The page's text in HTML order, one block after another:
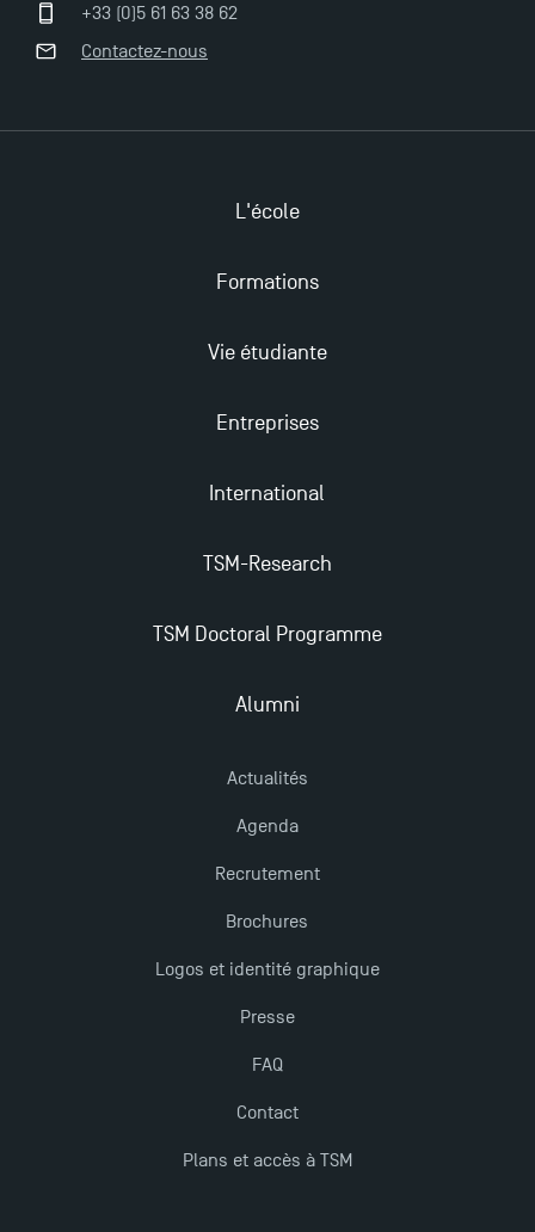
Programme et le Master Finance en décembre
Trouvez votre Master pour l’année 2024-2025
Candidatez en Licence 2 et Licence 3 pour l’année
Les meilleurs mémoires du M2 Comptabilité
TSM obtient la prestigieuse accréditation EQUIS en
professionnelles en alternance à TSM !
Management pour 2025 : des opportunités encore
plus enrichissantes
+33 (0)5 61 63 38 62
Contactez-nous
L'école
Formations
Vie étudiante
Entreprises
International
TSM-Research
TSM Doctoral Programme
Alumni
Actualités
Agenda
Recrutement
Brochures
Logos et identité graphique
Presse
FAQ
Contact
Plans et accès à TSM